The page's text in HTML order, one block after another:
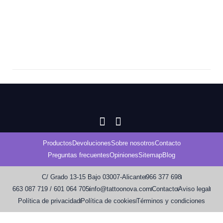
Productos DevolucionesSobre nosotrosContacto
Preguntas frecuentesOpinionesSitemapBlog
C/ Grado 13-15 Bajo 03007-Alicante966 377 698
663 087 719 / 601 064 705info@tattoonova.comContactoAviso legal
Política de privacidad Política de cookiesTérminos y condiciones